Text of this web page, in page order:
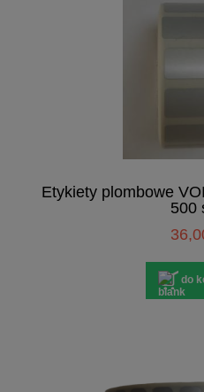
Etykiety plombowe
500
do